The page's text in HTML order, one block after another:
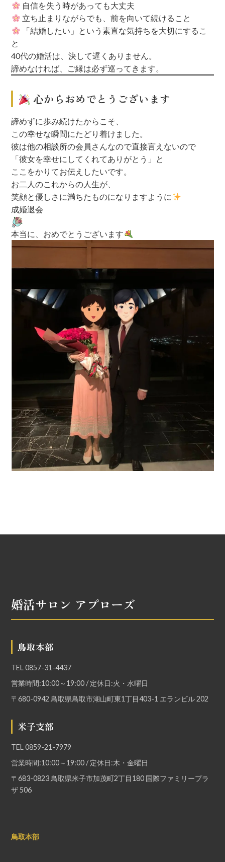
自信を失う時があっても大丈夫
立ち止まりながらでも、前を向いて続けること
「結婚したい」という素直な気持ちを大切にするこ
と
40代の婚活は、決して遅くありません。
諦めなければ、ご縁は必ず巡ってきます。
心からおめでとうございます
諦めずに歩み続けたからこそ、
この幸せな瞬間にたどり着けました。
彼は他の相談所の会員さんなので直接言えないので
「彼女を幸せにしてくれてありがとう」と
ここをかりてお伝えしたいです。
お二人のこれからの人生が、
笑顔と優しさに満ちたものになりますように
成婚退会
本当に、おめでとうございます
婚活サロン アプローズ
鳥取本部
TEL0857-31-4437
営業時間:10:00～19:00 / 定休日:火・水曜日
〒680-0942 鳥取県鳥取市湖山町東1丁目403-1 エランビル 202
米子支部
TEL0859-21-7979
営業時間:10:00～19:00 / 定休日:木・金曜日
〒683-0823 鳥取県米子市加茂町2丁目180 国際ファミリープラ
ザ 506
鳥取本部